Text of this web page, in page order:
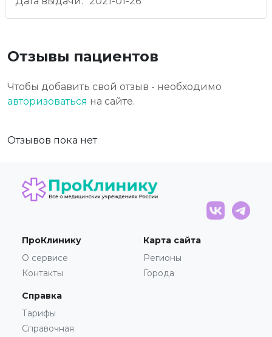
Отзывы пациентов
Чтобы добавить свой отзыв - необходимо
авторизоваться на сайте.
Отзывов пока нет
ПроКлинику
О сервисе
Контакты
Карта сайта
Регионы
Города
Справка
Тарифы
Справочная